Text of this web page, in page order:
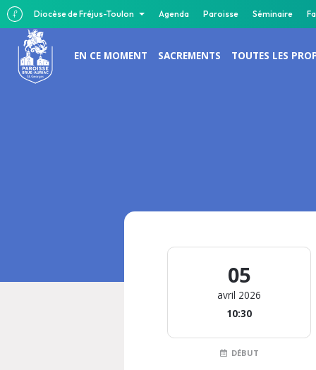
Diocèse de Fréjus-Toulon Agenda Paroisse Séminaire
EN CE MOMENT SACREMENTS TOUTES LES
05
avril 2026
10:30
DÉBUT